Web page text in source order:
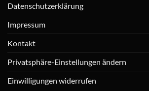
Datenschutzerklärung
Impressum
Kontakt
Privatsphäre-Einstellungen ändern
Einwilligungen widerrufen